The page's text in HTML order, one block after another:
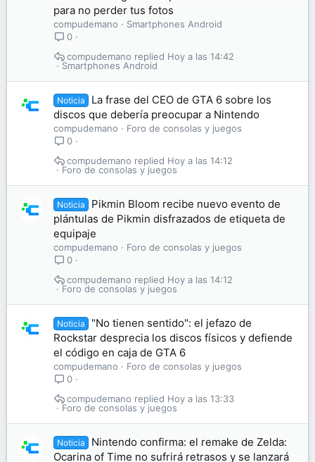
para no perder tus fotos
compudemano
Smartphones Android
0
Smartphones Android
Hoy a las 14:42
compudemano
Noticia
La frase del CEO de GTA 6 sobre los
discos que debería preocupar a Nintendo
compudemano
Foro de consolas y juegos
0
Foro de consolas y juegos
Hoy a las 14:12
compudemano
Noticia
Pikmin Bloom recibe nuevo evento de
plántulas de Pikmin disfrazados de etiqueta de
equipaje
compudemano
Foro de consolas y juegos
0
Foro de consolas y juegos
Hoy a las 14:12
compudemano
Noticia
"No tienen sentido": el jefazo de
Rockstar desprecia los discos físicos y defiende
el código en caja de GTA 6
compudemano
Foro de consolas y juegos
0
Foro de consolas y juegos
Hoy a las 13:33
compudemano
Noticia
Nintendo confirma: el remake de Zelda:
Ocarina of Time no sufrirá retrasos y se lanzará